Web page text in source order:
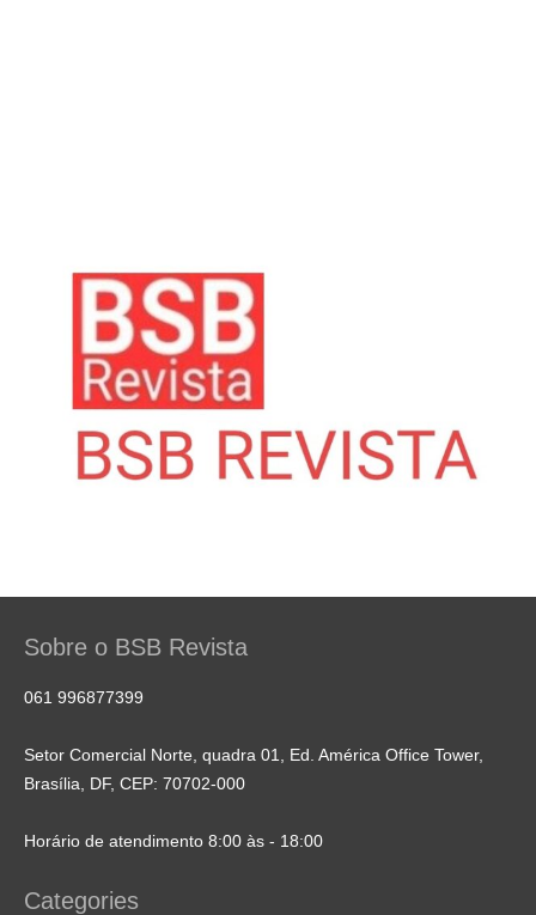
Sobre o BSB Revista
061 996877399
Setor Comercial Norte, quadra 01, Ed. América Office Tower,
Brasília, DF, CEP: 70702-000
Horário de atendimento 8:00 às - 18:00
Categories